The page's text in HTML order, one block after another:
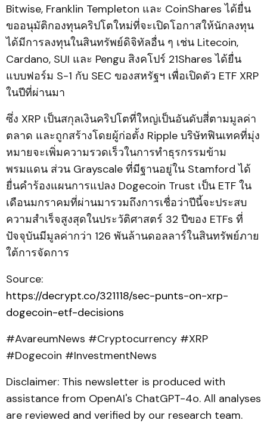
Bitwise, Franklin Templeton และ CoinShares ได้ยื่น
ขออนุมัติกองทุนคริปโตใหม่ที่จะเปิดโอกาสให้นักลงทุน
ได้มีการลงทุนในสินทรัพย์ดิจิทัลอื่น ๆ เช่น Litecoin,
Cardano, SUI และ Pengu สิงคโปร์ 21Shares ได้ยื่น
แบบฟอร์ม S-1 กับ SEC ของสหรัฐฯ เพื่อเปิดตัว ETF XRP
ในปีที่ผ่านมา
ซึ่ง XRP เป็นสกุลเงินคริปโตที่ใหญ่เป็นอันดับสี่ตามมูลค่า
ตลาด และถูกสร้างโดยผู้ก่อตั้ง Ripple บริษัทฟินเทคที่มุ่ง
หมายจะเพิ่มความรวดเร็วในการทำธุรกรรมข้าม
พรมแดน ส่วน Grayscale ที่มีฐานอยู่ใน Stamford ได้
ยื่นคำร้องแผนการแปลง Dogecoin Trust เป็น ETF ใน
เดือนมกราคมที่ผ่านมารวมถึงการเชื่อว่าปีนี้จะประสบ
ความสำเร็จสูงสุดในประวัติศาสตร์ 32 ปีของ ETFs ที่
ปัจจุบันมีมูลค่ากว่า 126 พันล้านดอลลาร์ในสินทรัพย์ภาย
ใต้การจัดการ
Source:
https://decrypt.co/321118/sec-punts-on-xrp-
dogecoin-etf-decisions
#AvareumNews #Cryptocurrency #XRP
#Dogecoin #InvestmentNews
Disclaimer: This newsletter is produced with
assistance from OpenAI's ChatGPT-4o. All analyses
are reviewed and verified by our research team.